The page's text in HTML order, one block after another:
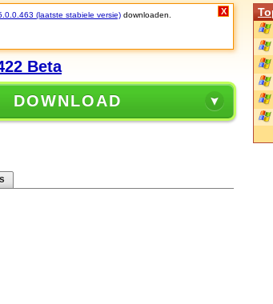
(laatste stabiele versie) downloaden.
X
Beta
DOWNLOAD